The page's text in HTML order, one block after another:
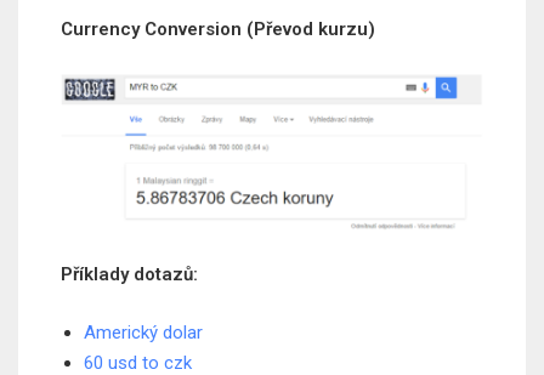
Currency Conversion (Převod kurzu)
Příklady dotazů:
Americký dolar
60 usd to czk